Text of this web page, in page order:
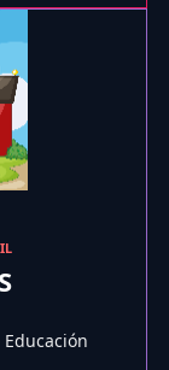
Educación